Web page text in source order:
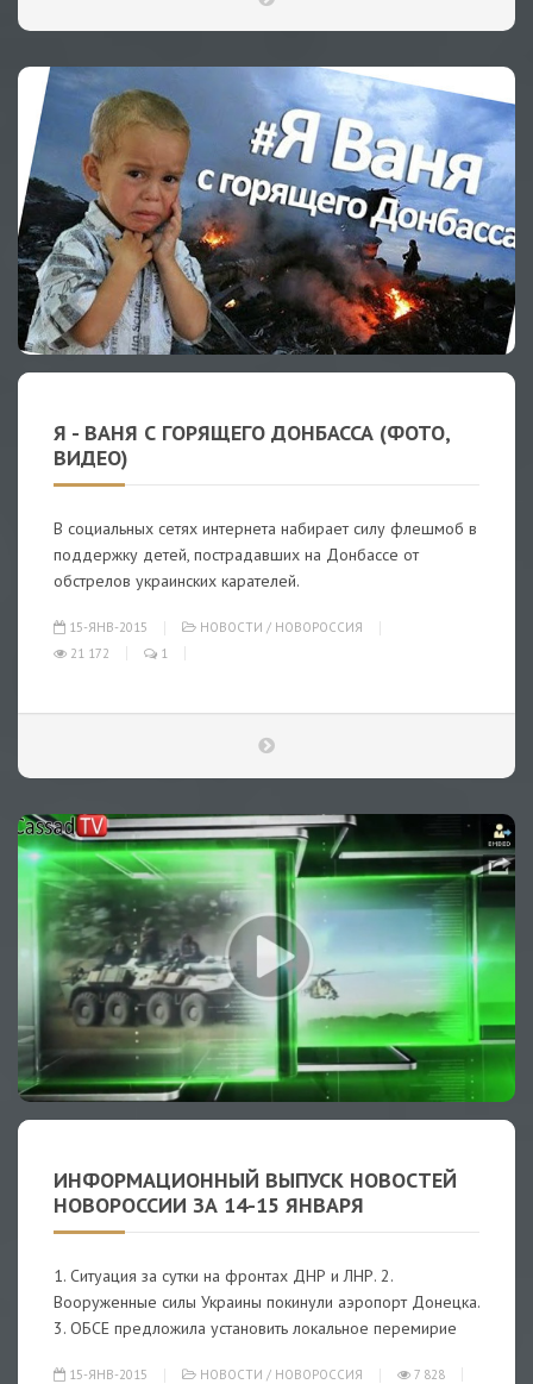
Я - ВАНЯ С ГОРЯЩЕГО ДОНБАССА (ФОТО,
ВИДЕО)
В социальных сетях интернета набирает силу флешмоб в
поддержку детей, пострадавших на Донбассе от
обстрелов украинских карателей.
15-ЯНВ-2015 НОВОСТИ / НОВОРОССИЯ
21 172
1
ИНФОРМАЦИОННЫЙ ВЫПУСК НОВОСТЕЙ
НОВОРОССИИ ЗА 14-15 ЯНВАРЯ
1. Ситуация за сутки на фронтах ДНР и ЛНР. 2.
Вооруженные силы Украины покинули аэропорт Донецка.
3. ОБСЕ предложила установить локальное перемирие
15-ЯНВ-2015 НОВОСТИ / НОВОРОССИЯ 7 828